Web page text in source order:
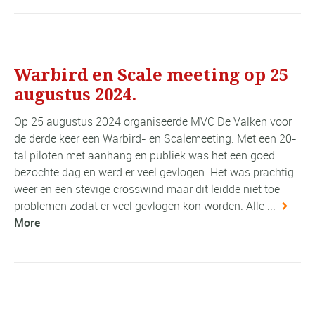
Warbird en Scale meeting op 25
augustus 2024.
Op 25 augustus 2024 organiseerde MVC De Valken voor
de derde keer een Warbird- en Scalemeeting. Met een 20-
tal piloten met aanhang en publiek was het een goed
bezochte dag en werd er veel gevlogen. Het was prachtig
weer en een stevige crosswind maar dit leidde niet toe
problemen zodat er veel gevlogen kon worden. Alle ...
More